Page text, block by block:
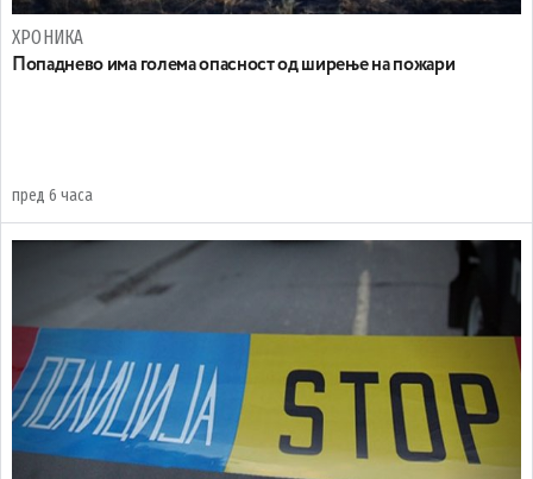
ХРОНИКА
Попаднево има голема опасност од ширење на пожари
пред 6 часа